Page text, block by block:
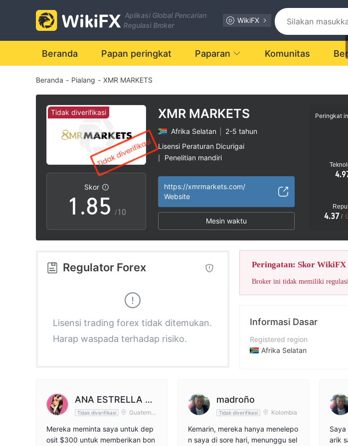
Aplikasi Global Pencarian
Regulasi Broker
WikiFX
Beranda Papan peringkat Paparan Komunitas
Beranda - Pialang - XMR MARKETS
Tidak diverifikasi
Skor
0
1
2
3
5
6
8
9
.
2
3
4
5
6
7
8
9
0
1
2
3
4
5
6
7
9
/10
XMR MARKETS
Afrika Selatan
2-5 tahun
Lisensi Peraturan Dicurigai
Penelitian mandiri
https://xmrmarkets.com/
Website
Mesin waktu
Peringkat
4.37 /
Regulator Forex
Lisensi trading forex tidak ditemukan.
Harap waspada terhadap risiko.
Peringatan: Skor WikiFX
Broker ini tidak memiliki regulasi
Informasi Dasar
Registered region
Afrika Selatan
XMR Markets (Pty) Ltd
ANA ESTRELLA G
M
Tidak diverifikasi
Guatemal
Mereka meminta saya untuk dep
osit $300 untuk memberikan bon
madroño
Tidak diverifikasi Kolombia
Kemarin, mereka hanya menelepo
n saya di sore hari, menunggu sel
arik